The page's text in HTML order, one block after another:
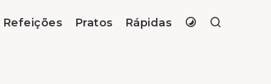
Refeições Pratos Rápidas